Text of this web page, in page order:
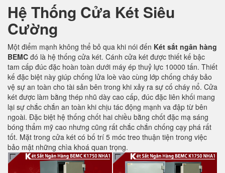
Hệ Thống Cửa Két Siêu
Cường
Một điểm mạnh không thể bỏ qua khi nói đến Két sắt ngân hàng
BEMC đó là hệ thống cửa két. Cánh cửa két được thiết kế bậc
tam cấp đúc đặc hoàn toàn dưới máy ép thuỷ lực 10000 tấn. Thiết
kế đặc biệt này giúp chống lửa loè vào cùng lớp chống cháy bảo
vệ sự an toàn cho tài sản bên trong khi xảy ra sự cố cháy nổ. Cửa
két được làm bằng thép nhũ dày cao cấp, đúc đặc liên khối mang
lại sự chắc chắn an toàn khi chịu tác động mạnh va đập từ bên
ngoài. Đặc biệt hệ thống chốt hai chiều bằng chốt đặc mạ sáng
bóng thẩm mỹ cao nhưng cũng rất chắc chắn chống cạy phá rất
tốt. Mặt trong cửa két có bố trí 5 móc treo thuận tiện trong việc
bảo mật những chìa khoá quan trọng.